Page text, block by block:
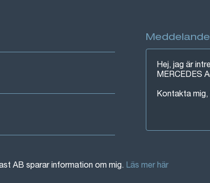
Meddelande
AB sparar information om mig. Läs mer här